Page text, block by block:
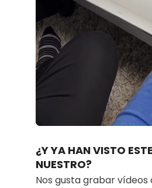
Loaded:
70.98%
¿Y YA HAN VISTO
NUESTRO?
Nos gusta grabar